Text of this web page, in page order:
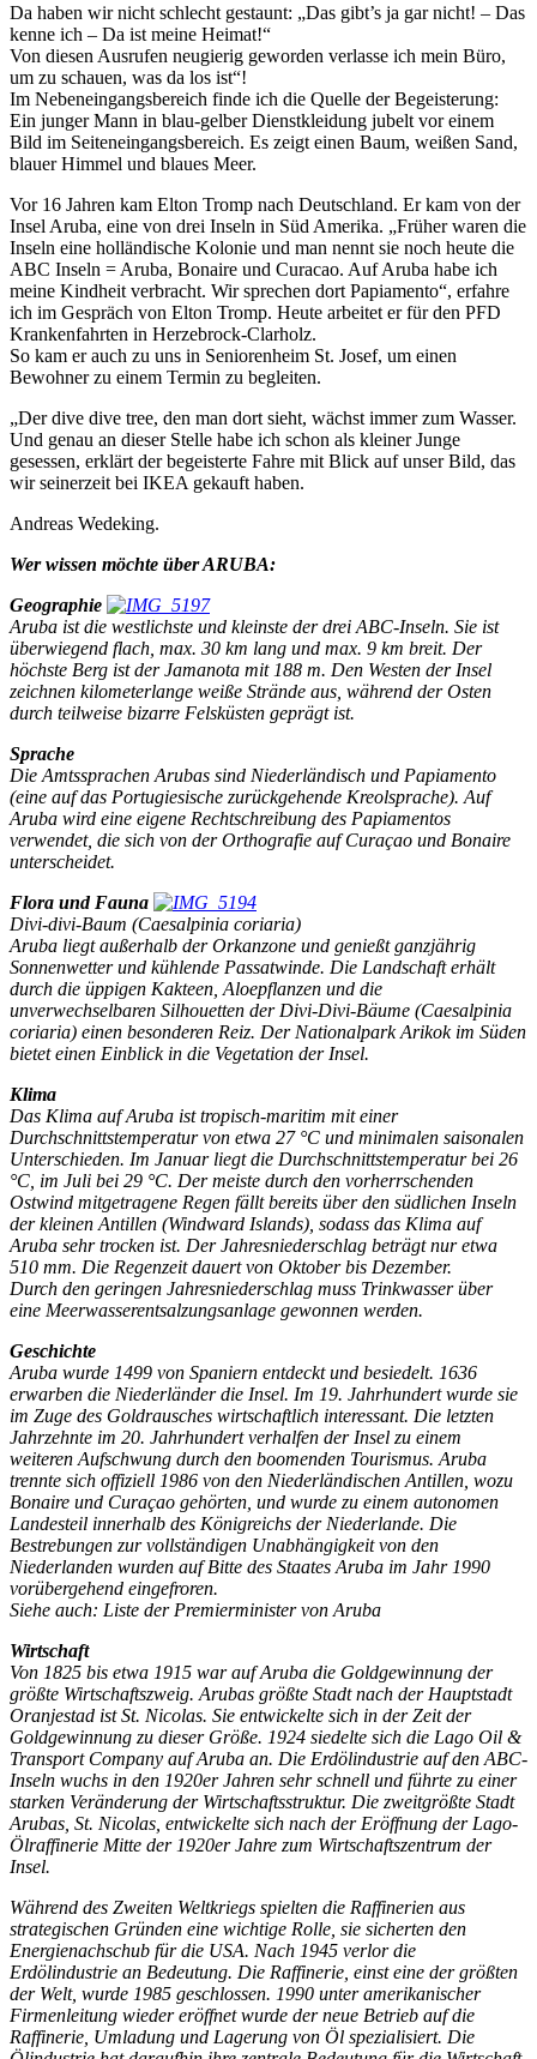
Da haben wir nicht schlecht gestaunt: „Das gibt’s ja gar nicht! – Das
kenne ich – Da ist meine Heimat!“
Von diesen Ausrufen neugierig geworden verlasse ich mein Büro,
um zu schauen, was da los ist“!
Im Nebeneingangsbereich finde ich die Quelle der Begeisterung:
Ein junger Mann in blau-gelber Dienstkleidung jubelt vor einem
Bild im Seiteneingangsbereich. Es zeigt einen Baum, weißen Sand,
blauer Himmel und blaues Meer.
Vor 16 Jahren kam Elton Tromp nach Deutschland. Er kam von der
Insel Aruba, eine von drei Inseln in Süd Amerika. „Früher waren die
Inseln eine holländische Kolonie und man nennt sie noch heute die
ABC Inseln = Aruba, Bonaire und Curacao. Auf Aruba habe ich
meine Kindheit verbracht. Wir sprechen dort Papiamento“, erfahre
ich im Gespräch von Elton Tromp. Heute arbeitet er für den PFD
Krankenfahrten in Herzebrock-Clarholz.
So kam er auch zu uns in Seniorenheim St. Josef, um einen
Bewohner zu einem Termin zu begleiten.
„Der dive dive tree, den man dort sieht, wächst immer zum Wasser.
Und genau an dieser Stelle habe ich schon als kleiner Junge
gesessen, erklärt der begeisterte Fahre mit Blick auf unser Bild, das
wir seinerzeit bei IKEA gekauft haben.
Andreas Wedeking.
Wer wissen möchte über ARUBA:
Geographie
Aruba ist die westlichste und kleinste der drei ABC-Inseln. Sie ist
überwiegend flach, max. 30 km lang und max. 9 km breit. Der
höchste Berg ist der Jamanota mit 188 m. Den Westen der Insel
zeichnen kilometerlange weiße Strände aus, während der Osten
durch teilweise bizarre Felsküsten geprägt ist.
Sprache
Die Amtssprachen Arubas sind Niederländisch und Papiamento
(eine auf das Portugiesische zurückgehende Kreolsprache). Auf
Aruba wird eine eigene Rechtschreibung des Papiamentos
verwendet, die sich von der Orthografie auf Curaçao und Bonaire
unterscheidet.
Flora und Fauna
Divi-divi-Baum (Caesalpinia coriaria)
Aruba liegt außerhalb der Orkanzone und genießt ganzjährig
Sonnenwetter und kühlende Passatwinde. Die Landschaft erhält
durch die üppigen Kakteen, Aloepflanzen und die
unverwechselbaren Silhouetten der Divi-Divi-Bäume (Caesalpinia
coriaria) einen besonderen Reiz. Der Nationalpark Arikok im Süden
bietet einen Einblick in die Vegetation der Insel.
Klima
Das Klima auf Aruba ist tropisch-maritim mit einer
Durchschnittstemperatur von etwa 27 °C und minimalen saisonalen
Unterschieden. Im Januar liegt die Durchschnittstemperatur bei 26
°C, im Juli bei 29 °C. Der meiste durch den vorherrschenden
Ostwind mitgetragene Regen fällt bereits über den südlichen Inseln
der kleinen Antillen (Windward Islands), sodass das Klima auf
Aruba sehr trocken ist. Der Jahresniederschlag beträgt nur etwa
510 mm. Die Regenzeit dauert von Oktober bis Dezember.
Durch den geringen Jahresniederschlag muss Trinkwasser über
eine Meerwasserentsalzungsanlage gewonnen werden.
Geschichte
Aruba wurde 1499 von Spaniern entdeckt und besiedelt. 1636
erwarben die Niederländer die Insel. Im 19. Jahrhundert wurde sie
im Zuge des Goldrausches wirtschaftlich interessant. Die letzten
Jahrzehnte im 20. Jahrhundert verhalfen der Insel zu einem
weiteren Aufschwung durch den boomenden Tourismus. Aruba
trennte sich offiziell 1986 von den Niederländischen Antillen, wozu
Bonaire und Curaçao gehörten, und wurde zu einem autonomen
Landesteil innerhalb des Königreichs der Niederlande. Die
Bestrebungen zur vollständigen Unabhängigkeit von den
Niederlanden wurden auf Bitte des Staates Aruba im Jahr 1990
vorübergehend eingefroren.
Siehe auch: Liste der Premierminister von Aruba
Wirtschaft
Von 1825 bis etwa 1915 war auf Aruba die Goldgewinnung der
größte Wirtschaftszweig. Arubas größte Stadt nach der Hauptstadt
Oranjestad ist St. Nicolas. Sie entwickelte sich in der Zeit der
Goldgewinnung zu dieser Größe. 1924 siedelte sich die Lago Oil &
Transport Company auf Aruba an. Die Erdölindustrie auf den ABC-
Inseln wuchs in den 1920er Jahren sehr schnell und führte zu einer
starken Veränderung der Wirtschaftsstruktur. Die zweitgrößte Stadt
Arubas, St. Nicolas, entwickelte sich nach der Eröffnung der Lago-
Ölraffinerie Mitte der 1920er Jahre zum Wirtschaftszentrum der
Insel.
Während des Zweiten Weltkriegs spielten die Raffinerien aus
strategischen Gründen eine wichtige Rolle, sie sicherten den
Energienachschub für die USA. Nach 1945 verlor die
Erdölindustrie an Bedeutung. Die Raffinerie, einst eine der größten
der Welt, wurde 1985 geschlossen. 1990 unter amerikanischer
Firmenleitung wieder eröffnet wurde der neue Betrieb auf die
Raffinerie, Umladung und Lagerung von Öl spezialisiert. Die